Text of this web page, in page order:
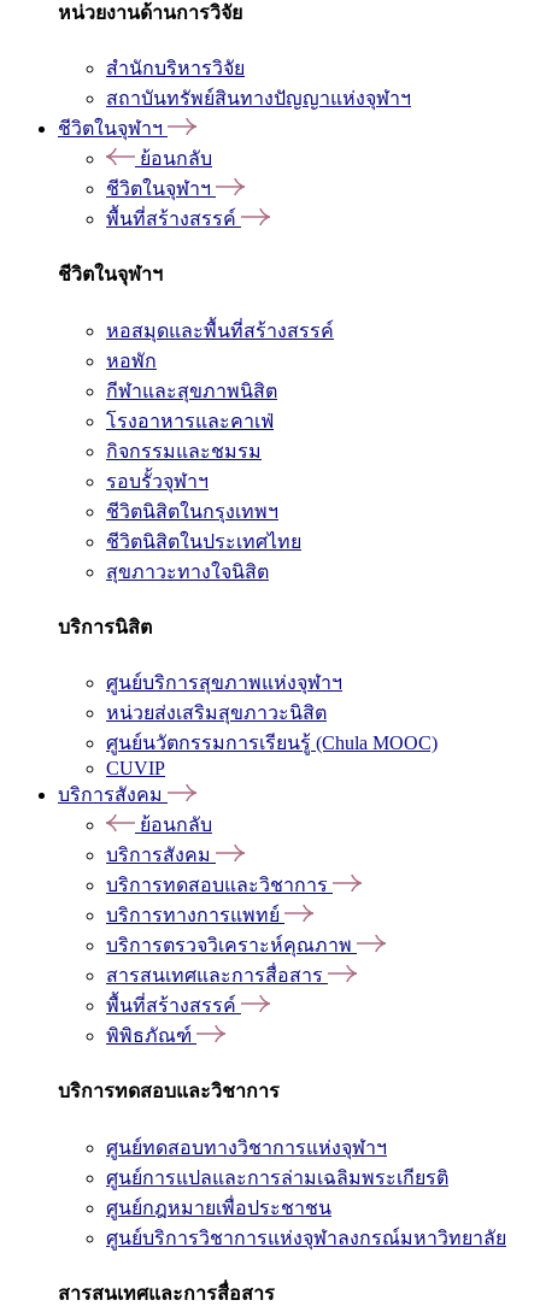
หน่วยงานด้านการวิจัย
สำนักบริหารวิจัย
สถาบันทรัพย์สินทางปัญญาแห่งจุฬาฯ
ชีวิตในจุฬาฯ
ย้อนกลับ
ชีวิตในจุฬาฯ
พื้นที่สร้างสรรค์
ชีวิตในจุฬาฯ
หอสมุดและพื้นที่สร้างสรรค์
หอพัก
กีฬาและสุขภาพนิสิต
โรงอาหารและคาเฟ่
กิจกรรมและชมรม
รอบรั้วจุฬาฯ
ชีวิตนิสิตในกรุงเทพฯ
ชีวิตนิสิตในประเทศไทย
สุขภาวะทางใจนิสิต
บริการนิสิต
ศูนย์บริการสุขภาพแห่งจุฬาฯ
หน่วยส่งเสริมสุขภาวะนิสิต
ศูนย์นวัตกรรมการเรียนรู้ (Chula MOOC)
CUVIP
บริการสังคม
ย้อนกลับ
บริการสังคม
บริการทดสอบและวิชาการ
บริการทางการแพทย์
บริการตรวจวิเคราะห์คุณภาพ
สารสนเทศและการสื่อสาร
พื้นที่สร้างสรรค์
พิพิธภัณฑ์
บริการทดสอบและวิชาการ
ศูนย์ทดสอบทางวิชาการแห่งจุฬาฯ
ศูนย์การแปลและการล่ามเฉลิมพระเกียรติ
ศูนย์กฎหมายเพื่อประชาชน
ศูนย์บริการวิชาการแห่งจุฬาลงกรณ์มหาวิทยาลัย
สารสนเทศและการสื่อสาร